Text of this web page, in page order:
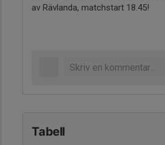
av Rävlanda, matchstart 18.45!
Tabell